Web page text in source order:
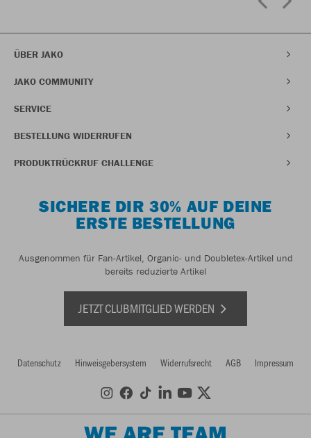
ÜBER JAKO
JAKO COMMUNITY
SERVICE
BESTELLUNG WIDERRUFEN
PRODUKTRÜCKRUF CHALLENGE
SICHERE DIR 30% AUF DEINE
ERSTE BESTELLUNG
Ausgenommen für Fan-Artikel, Organic- und Doubletex-Artikel und
bereits reduzierte Artikel
JETZT CLUBMITGLIED WERDEN
Datenschutz Hinweisgebersystem Widerrufsrecht AGB Impressum